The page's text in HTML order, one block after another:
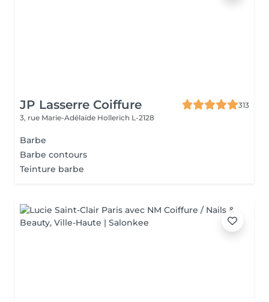
JP Lasserre Coiffure
313
3, rue Marie-Adélaïde Hollerich L-2128
Barbe
Barbe contours
Teinture barbe